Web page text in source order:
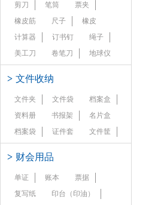
剪刀
笔筒
票夹
橡皮筋
尺子
橡皮
计算器
订书钉
绳子
美工刀
卷笔刀 地球仪
> 文件收纳
文件夹 文件袋
档案盒
资料册
书报架
名片盒
档案袋
证件套 文件筐
> 财会用品
单证 账本
票据
复写纸
印台（印油）